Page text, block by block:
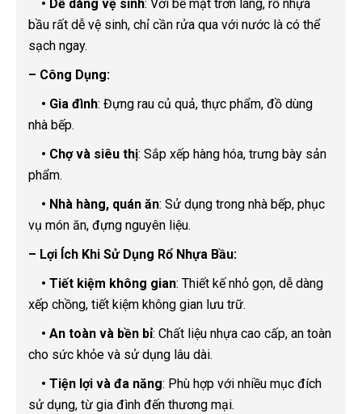
• Dễ dàng vệ sinh: Với bề mặt trơn láng, rổ nhựa
bầu rất dễ vệ sinh, chỉ cần rửa qua với nước là có thể
sạch ngay.
– Công Dụng:
• Gia đình: Đựng rau củ quả, thực phẩm, đồ dùng
nhà bếp.
• Chợ và siêu thị: Sắp xếp hàng hóa, trưng bày sản
phẩm.
• Nhà hàng, quán ăn: Sử dụng trong nhà bếp, phục
vụ món ăn, đựng nguyên liệu.
– Lợi Ích Khi Sử Dụng Rổ Nhựa Bầu:
• Tiết kiệm không gian: Thiết kế nhỏ gọn, dễ dàng
xếp chồng, tiết kiệm không gian lưu trữ.
• An toàn và bền bỉ: Chất liệu nhựa cao cấp, an toàn
cho sức khỏe và sử dụng lâu dài.
• Tiện lợi và đa năng: Phù hợp với nhiều mục đích
sử dụng, từ gia đình đến thương mại.